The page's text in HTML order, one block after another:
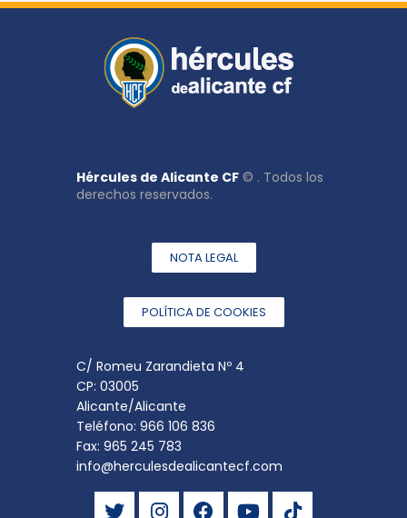
Hércules de Alicante CF © . Todos los
derechos reservados.
NOTA LEGAL
POLÍTICA DE COOKIES
C/ Romeu Zarandieta Nº 4
CP: 03005
Alicante/Alicante
Teléfono: 966 106 836
Fax: 965 245 783
info@herculesdealicantecf.com